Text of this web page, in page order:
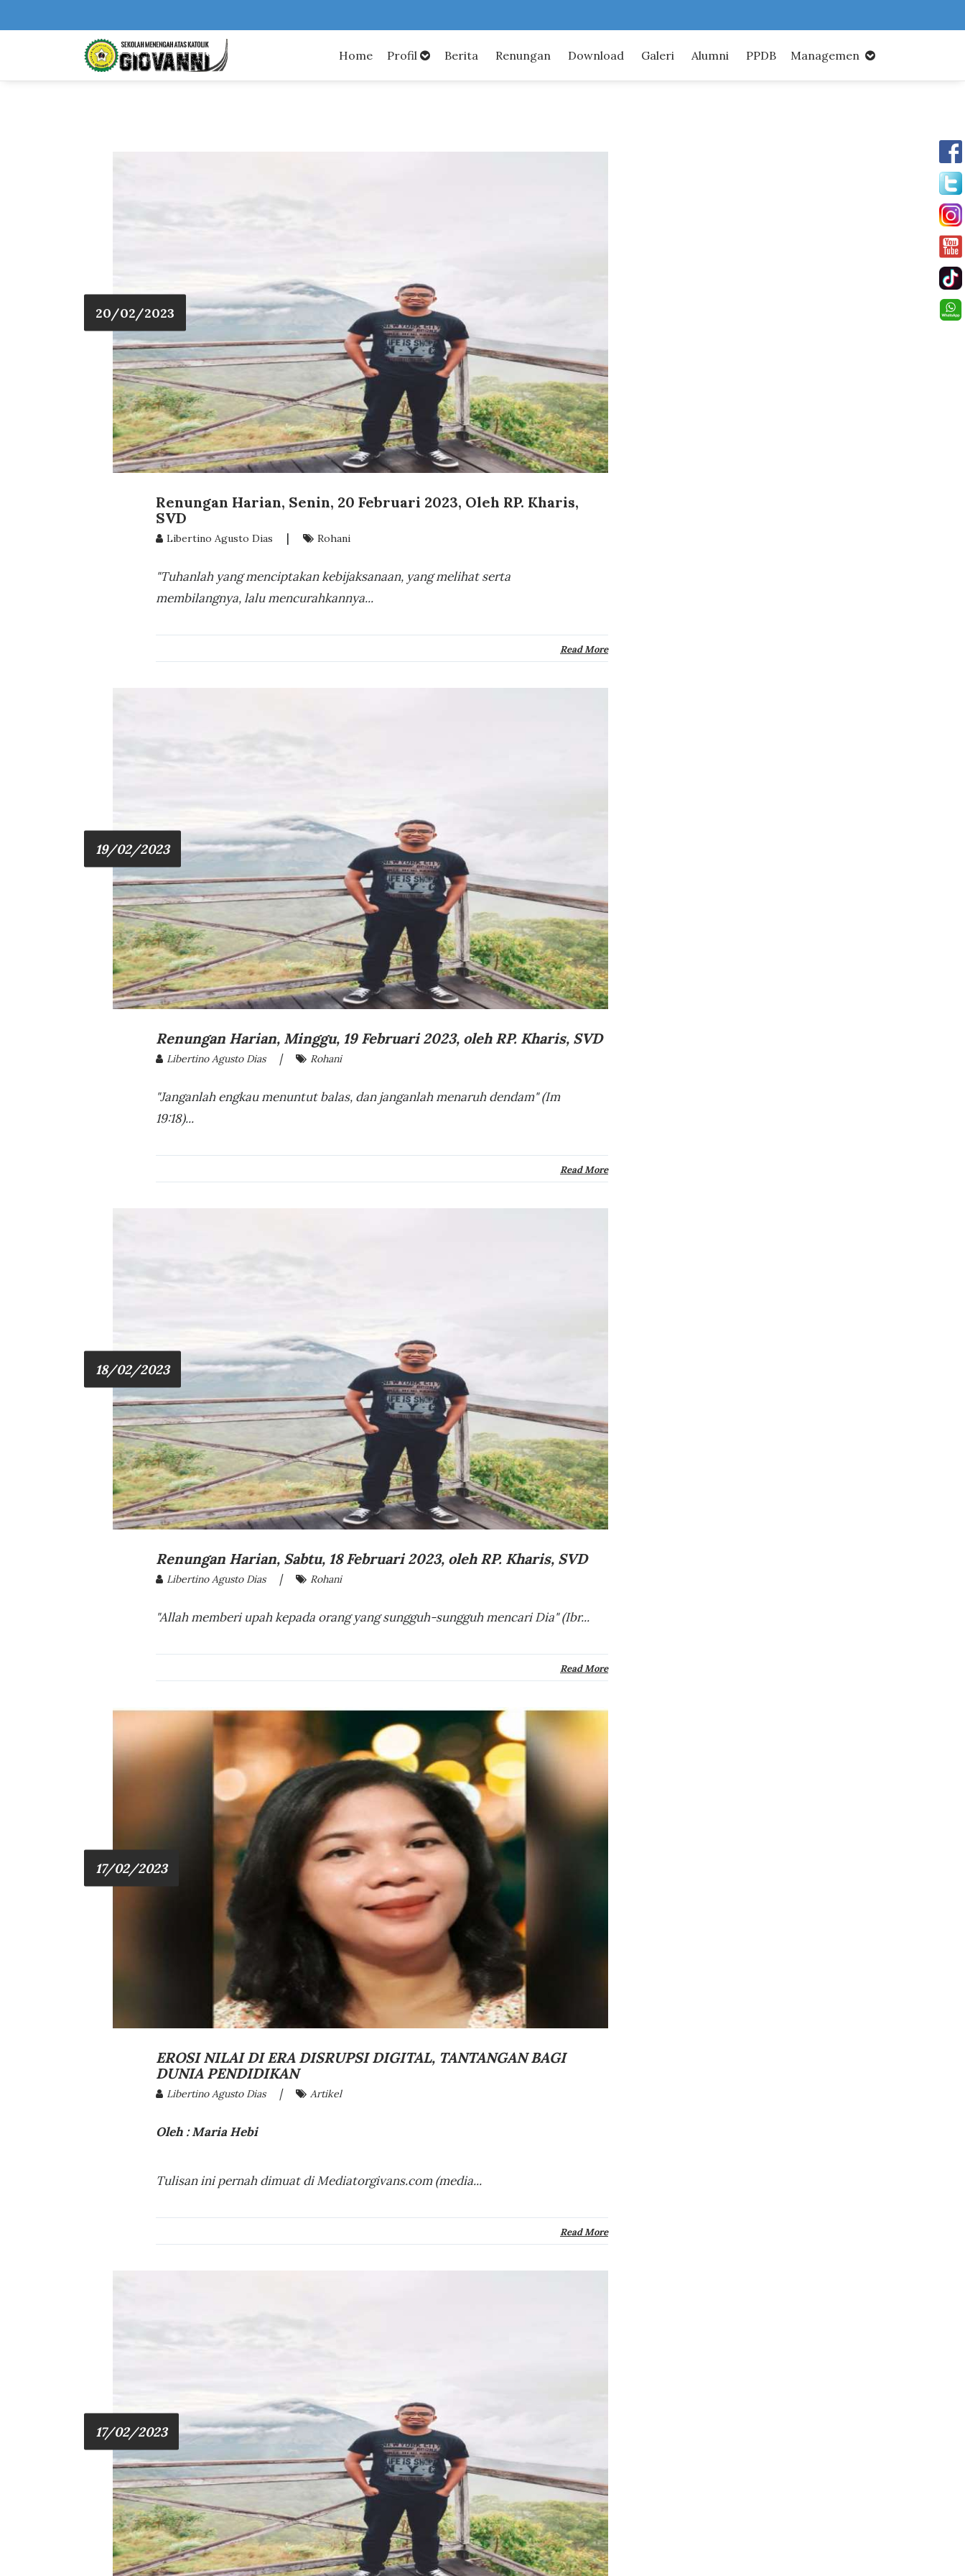
Home Profil Berita Renungan Download Galeri Alumni PPDB Managemen
20/02/2023
Renungan Harian, Senin, 20 Februari 2023, Oleh RP. Kharis,
SVD
Libertino Agusto Dias | Rohani
"Tuhanlah yang menciptakan kebijaksanaan, yang melihat serta
membilangnya, lalu mencurahkannya...
Read More
19/02/2023
Renungan Harian, Minggu, 19 Februari 2023, oleh RP. Kharis, SVD
Libertino Agusto Dias | Rohani
"Janganlah engkau menuntut balas, dan janganlah menaruh dendam" (Im
19:18)...
Read More
18/02/2023
Renungan Harian, Sabtu, 18 Februari 2023, oleh RP. Kharis, SVD
Libertino Agusto Dias | Rohani
"Allah memberi upah kepada orang yang sungguh-sungguh mencari Dia" (Ibr...
Read More
17/02/2023
EROSI NILAI DI ERA DISRUPSI DIGITAL, TANTANGAN BAGI
DUNIA PENDIDIKAN
Libertino Agusto Dias | Artikel
Oleh : Maria Hebi
Tulisan ini pernah dimuat di Mediatorgivans.com (media...
Read More
17/02/2023